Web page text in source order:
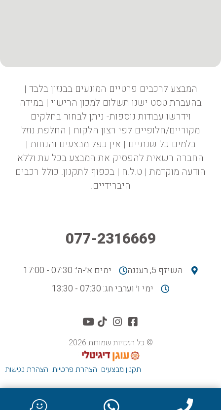
המבצע לרכבים פרטיים המונעים בבנזין בלבד |
בהעברת טסט ישנו תשלום למכון הרישוי | במידה
וידרשו עבודות נוספות- ניתן לבחור בחלקים
מקוריים/חלופיים לפי רצון הלקוח | החלפת נוזל
בלמים כל שנתיים | אין כפל מבצעים והנחות |
החברה רשאית להפסיק את המבצע בכל עת וללא
הודעה מוקדמת | ט.ל.ח | בכפוף לתקנון. כולל רכבים
היברידיים.
077-2316669
השיזף 5, רעננה
ימים א׳-ה׳: 07:30 - 17:00
ימי ו׳ וערבי חג: 07:30 - 13:30
© כל הזכויות שמורות 2026
תקנון מבצעים הצהרת פרטיות הצהרת נגישות